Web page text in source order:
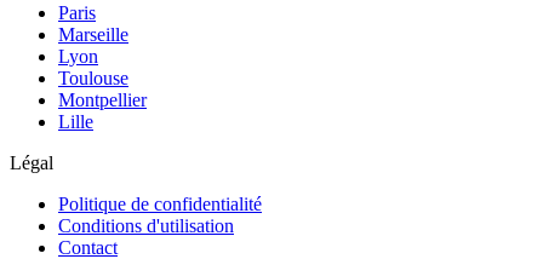
Paris
Marseille
Lyon
Toulouse
Montpellier
Lille
Légal
Politique de confidentialité
Conditions d'utilisation
Contact